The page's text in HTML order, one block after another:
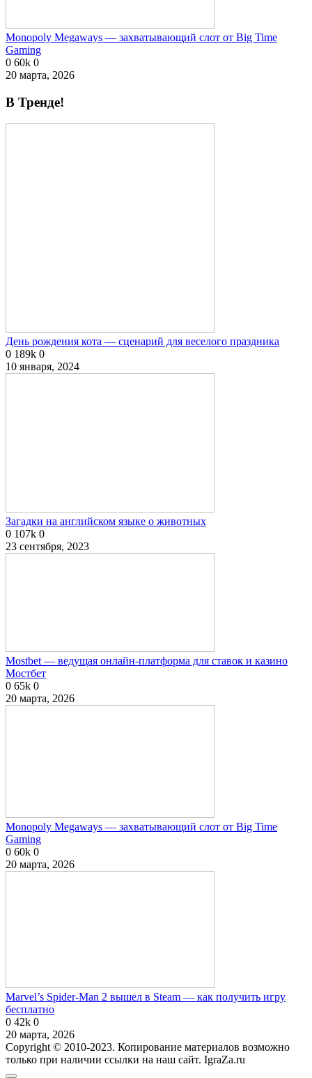
Monopoly Megaways — захватывающий слот от Big Time
Gaming
0 60k 0
20 марта, 2026
В Тренде!
День рождения кота — сценарий для веселого праздника
0 189k 0
10 января, 2024
Загадки на английском языке о животных
0 107k 0
23 сентября, 2023
Mostbet — ведущая онлайн-платформа для ставок и казино
Мостбет
0 65k 0
20 марта, 2026
Monopoly Megaways — захватывающий слот от Big Time
Gaming
0 60k 0
20 марта, 2026
Marvel’s Spider-Man 2 вышел в Steam — как получить игру
бесплатно
0 42k 0
20 марта, 2026
Copyright © 2010-2023. Копирование материалов возможно
только при наличии ссылки на наш сайт. IgraZa.ru